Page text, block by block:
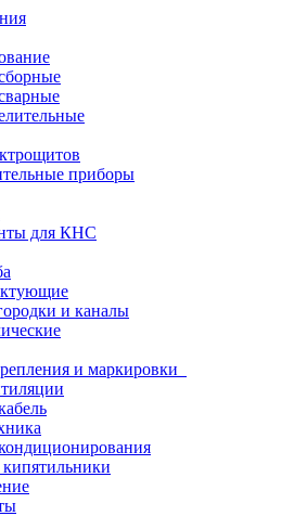
приборы
для КНС
и каналы
и маркировки